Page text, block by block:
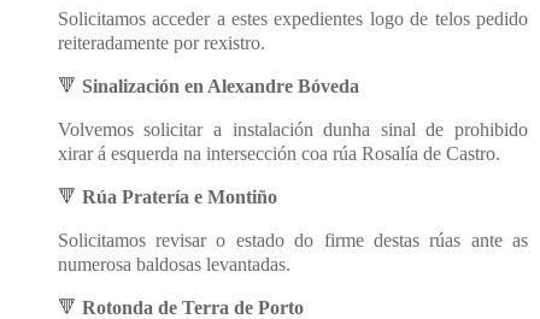
Solicitamos acceder a estes expedientes logo de telos pedido
reiteradamente por rexistro.
🔻 Sinalización en Alexandre Bóveda
Volvemos solicitar a instalación dunha sinal de prohibido
xirar á esquerda na intersección coa rúa Rosalía de Castro.
🔻 Rúa Pratería e Montiño
Solicitamos revisar o estado do firme destas rúas ante as
numerosa baldosas levantadas.
🔻 Rotonda de Terra de Porto